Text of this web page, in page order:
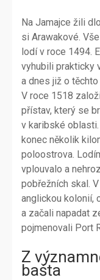
Na Jamajce žili
si Arawakové.
lodí v roce 1494.
vyhubili prakticky
a dnes již o
V roce 1518
přístav, který se
v karibské
konec několik
poloostrova.
vplouvalo a
pobřežních skal.
anglickou kolonií,
a začali napadat
pojmenovali Port
Z
bašta